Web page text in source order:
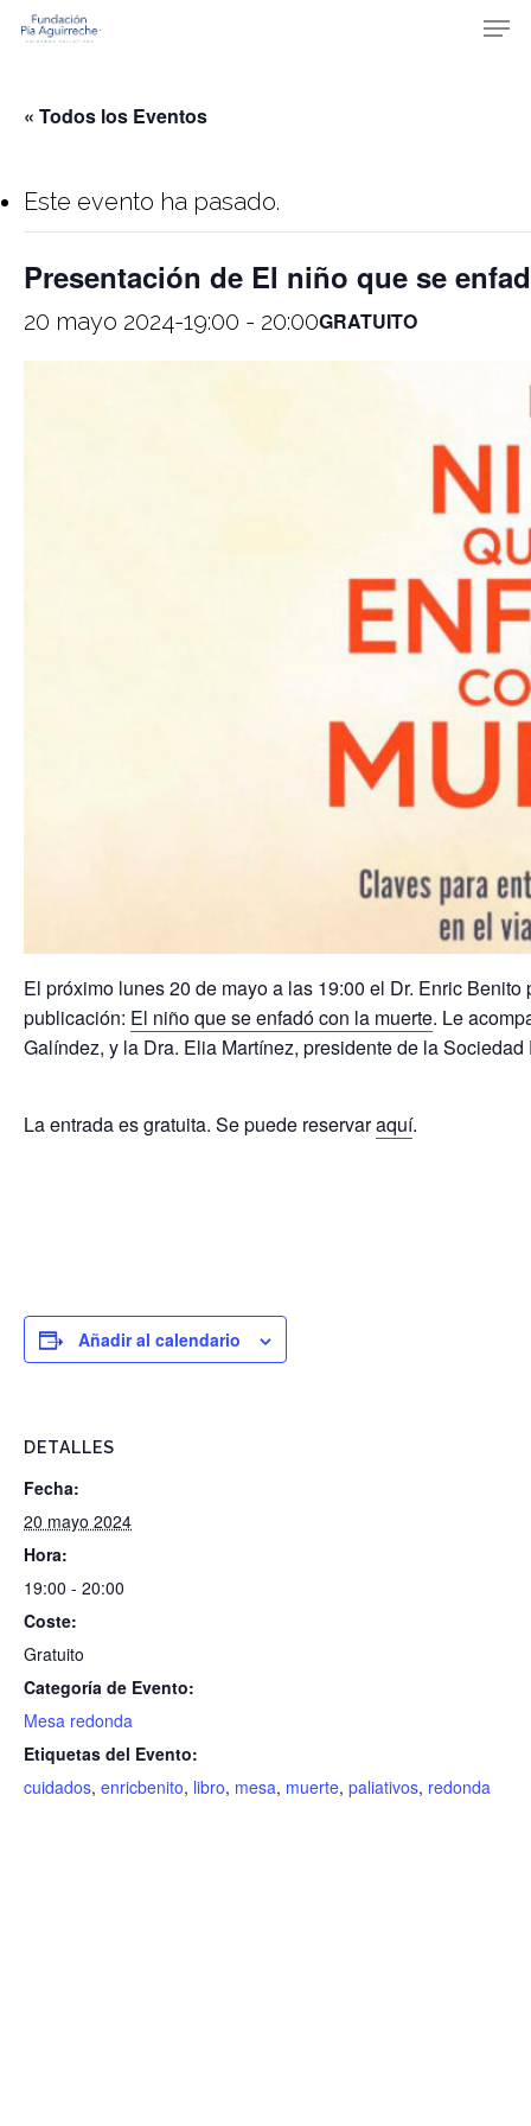
Skip
content
« Todos los Eventos
Este evento ha pasado.
Presentación de El niño que se
20 mayo 2024-19:00 - 20:00GRATUITO
El próximo lunes 20 de mayo a las 19:00 el Dr. Enric
publicación: El niño que se enfadó con la muerte. Le
Galíndez, y la Dra. Elia Martínez, presidente de la
La entrada es gratuita. Se puede reservaraquí.
Añadir al calendario
DETALLES
Fecha:
20 mayo 2024
Hora:
19:00 - 20:00
Coste:
Gratuito
Categoría de Evento:
Mesa redonda
Etiquetas del Evento:
cuidados, enricbenito, libro, mesa, muerte, paliativos, redonda